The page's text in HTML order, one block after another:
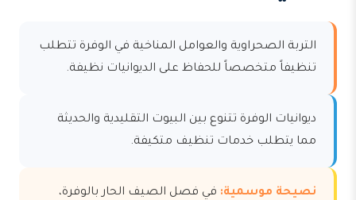
التربة الصحراوية والعوامل المناخية في الوفرة تتطلب
تنظيفاً متخصصاً للحفاظ على الديوانيات نظيفة.
ديوانيات الوفرة تتنوع بين البيوت التقليدية والحديثة
مما يتطلب خدمات تنظيف متكيفة.
نصيحة موسمية: في فصل الصيف الحار بالوفرة،